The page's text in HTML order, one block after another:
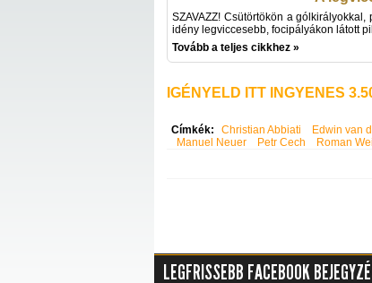
SZAVAZZ! Csütörtökön a
idény legviccesebb, focipályákon látott
Tovább a teljes cikkhez »
IGÉNYELD ITT INGYENES
Címkék: Christian Abbiati Edwin van
Manuel Neuer
Petr Cech Roman
LEGFRISSEBB FACEBOOK